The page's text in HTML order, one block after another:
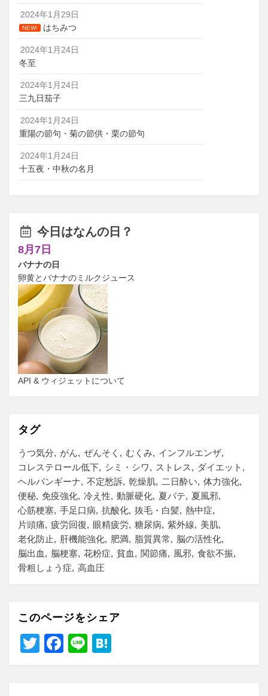
2024年1月29日
NEW! はちみつ
2024年1月24日
冬至
2024年1月24日
三九日茄子
2024年1月24日
重陽の節句・菊の節供・栗の節句
2024年1月24日
十五夜・中秋の名月
今日はなんの日？
8月7日
バナナの日
卵黄とバナナのミルクジュース
API & ウィジェットについて
タグ
うつ気分 がん ぜんそく むくみ
インフルエンザ
コレステロール低下
シミ・シワ ストレス
ダイエット
ヘルパンギーナ
不定愁訴 乾燥肌 二日酔い
体力強化
便秘 免疫強化 冷え性 動脈硬化 夏バテ
夏風邪
心筋梗塞 手足口病 抗酸化 抜毛・白髪 熱中症
片頭痛
疲労回復 眼精疲労 糖尿病 紫外線
美肌
老化防止
肝機能強化 肥満 脂質異常
脳の活性化
脳出血
脳梗塞 花粉症 貧血 関節痛 風邪 食欲不振
骨粗しょう症
高血圧
このページをシェア
T
F
Li